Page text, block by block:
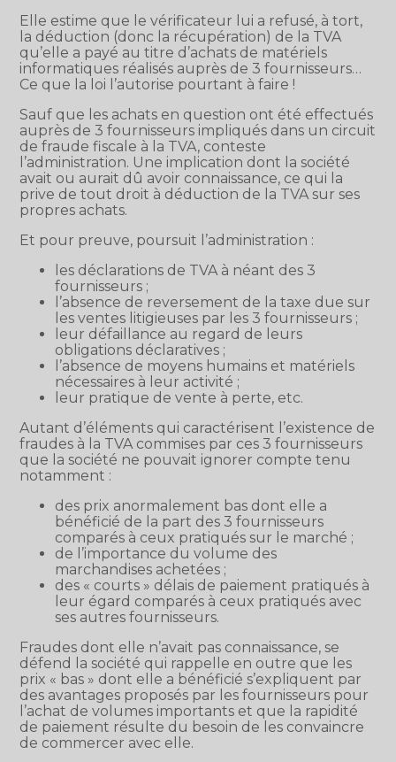
Elle estime que le vérificateur lui a refusé, à tort,
la déduction (donc la récupération) de la TVA
qu’elle a payé au titre d’achats de matériels
informatiques réalisés auprès de 3 fournisseurs…
Ce que la loi l’autorise pourtant à faire !
Sauf que les achats en question ont été effectués
auprès de 3 fournisseurs impliqués dans un circuit
de fraude fiscale à la TVA, conteste
l’administration. Une implication dont la société
avait ou aurait dû avoir connaissance, ce qui la
prive de tout droit à déduction de la TVA sur ses
propres achats.
Et pour preuve, poursuit l’administration :
les déclarations de TVA à néant des 3
fournisseurs ;
l’absence de reversement de la taxe due sur
les ventes litigieuses par les 3 fournisseurs ;
leur défaillance au regard de leurs
obligations déclaratives ;
l’absence de moyens humains et matériels
nécessaires à leur activité ;
leur pratique de vente à perte, etc.
Autant d’éléments qui caractérisent l’existence de
fraudes à la TVA commises par ces 3 fournisseurs
que la société ne pouvait ignorer compte tenu
notamment :
des prix anormalement bas dont elle a
bénéficié de la part des 3 fournisseurs
comparés à ceux pratiqués sur le marché ;
de l’importance du volume des
marchandises achetées ;
des « courts » délais de paiement pratiqués à
leur égard comparés à ceux pratiqués avec
ses autres fournisseurs.
Fraudes dont elle n’avait pas connaissance, se
défend la société qui rappelle en outre que les
prix « bas » dont elle a bénéficié s’expliquent par
des avantages proposés par les fournisseurs pour
l’achat de volumes importants et que la rapidité
de paiement résulte du besoin de les convaincre
de commercer avec elle.